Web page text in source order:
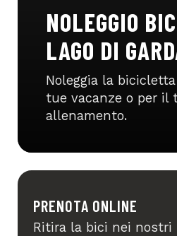
NOLEGGIO
LAGO DI
Noleggia la
tue vacanze o per il
allenamento.
PRENOTA ONLINE
Ritira la bici nei nostri